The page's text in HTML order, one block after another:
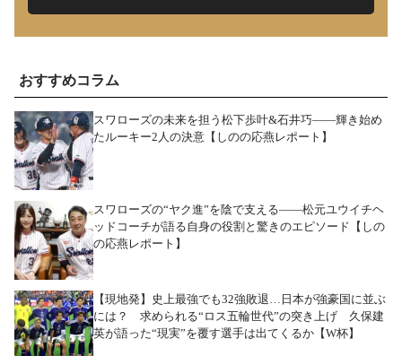
おすすめコラム
スワローズの未来を担う松下歩叶&石井巧――輝き始め
たルーキー2人の決意【しのの応燕レポート】
スワローズの“ヤク進”を陰で支える――松元ユウイチヘ
ッドコーチが語る自身の役割と驚きのエピソード【しの
の応燕レポート】
【現地発】史上最強でも32強敗退…日本が強豪国に並ぶ
には？ 求められる“ロス五輪世代”の突き上げ 久保建
英が語った“現実”を覆す選手は出てくるか【W杯】